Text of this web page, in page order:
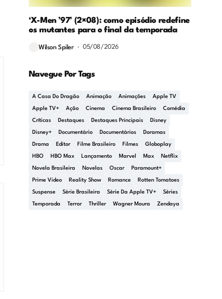
‘X-Men ’97’ (2×08): como episódio redefine
os mutantes para o final da temporada
Wilson Spiler 05/08/2026
Navegue Por Tags
A Casa Do Dragão Animação Animações Apple TV
Apple TV+ Ação Cinema Cinema Brasileiro Comédia
Críticas Destaques Destaques Principais Disney
Disney+ Documentário Documentários Doramas
Drama Editor Filme Brasileiro Filmes Globoplay
HBO HBO Max Lançamento Marvel Max Netflix
Novela Brasileira Novelas Oscar Paramount+
Prime Video Reality Show Romance Rotten Tomatoes
Suspense Série Brasileira Série Da Apple TV+ Séries
Temporada Terror Thriller Wagner Moura Zendaya